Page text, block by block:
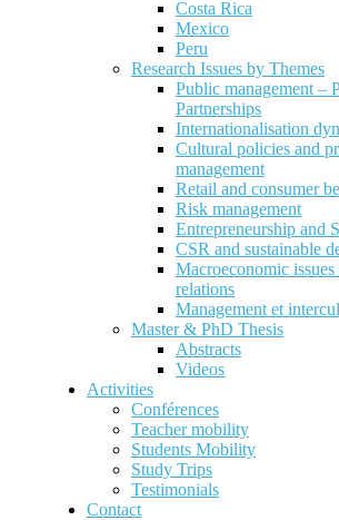
Costa Rica
Mexico
Peru
Research Issues by Themes
Public management –
Partnerships
Internationalisation
Cultural policies and
management
Retail and consumer
Risk management
Entrepreneurship and
CSR and sustainable
Macroeconomic
relations
Management et
Master & PhD Thesis
Abstracts
Videos
Activities
Conférences
Teacher mobility
Students Mobility
Study Trips
Testimonials
Contact